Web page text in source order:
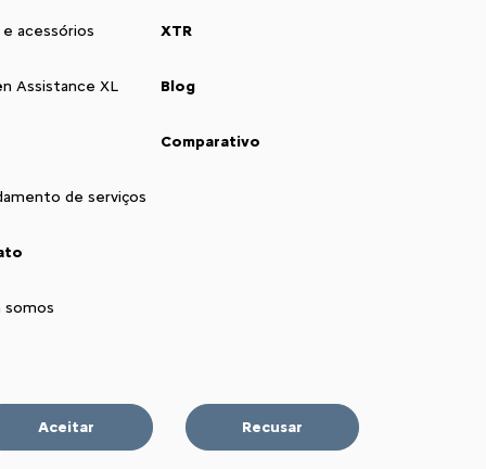
e acessórios
Assistance XL
de serviços
somos
XTR
Blog
Comparativo
concessionária nas Redes Sociais:
Aceitar Recusar